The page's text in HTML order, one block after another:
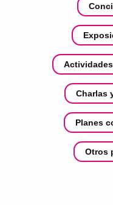
Charlas
Planes
Otros